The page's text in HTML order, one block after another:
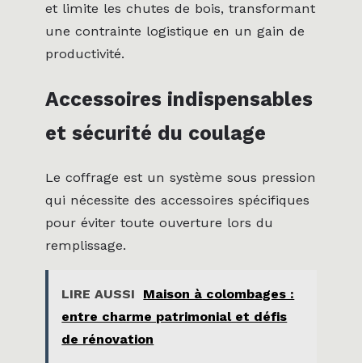
et limite les chutes de bois, transformant
une contrainte logistique en un gain de
productivité.
Accessoires indispensables
et sécurité du coulage
Le coffrage est un système sous pression
qui nécessite des accessoires spécifiques
pour éviter toute ouverture lors du
remplissage.
LIRE AUSSI
Maison à colombages :
entre charme patrimonial et défis
de rénovation